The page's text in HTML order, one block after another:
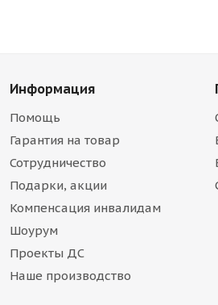
Информация
Помощь
Гарантия на товар
Сотрудничество
Подарки, акции
Компенсация инвалидам
Шоурум
Проекты ДС
Наше производство